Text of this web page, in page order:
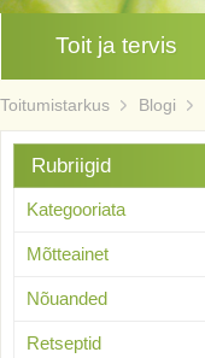
Toit ja tervis
Toitumistarkus Blogi
Rubriigid
Kategooriata
Mõtteainet
Nõuanded
Retseptid